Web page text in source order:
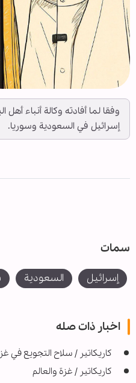
وفقا لما أفادته وكالة أنباء أهل
إسرائيل في السعودية وسوريا.
سمات
إسرائيل السعودية
اخبار ذات صله
كاريكاتير / سلاح التجويع في
كاريكاتير / غزة والعالم